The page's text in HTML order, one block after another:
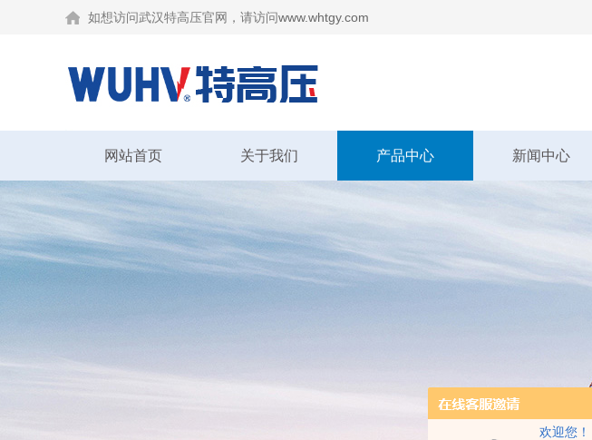
欢迎您！
如想访问武汉特高压官网，请访问www.whtgy.com
网站首页 关于我们 产品中心 新闻中心